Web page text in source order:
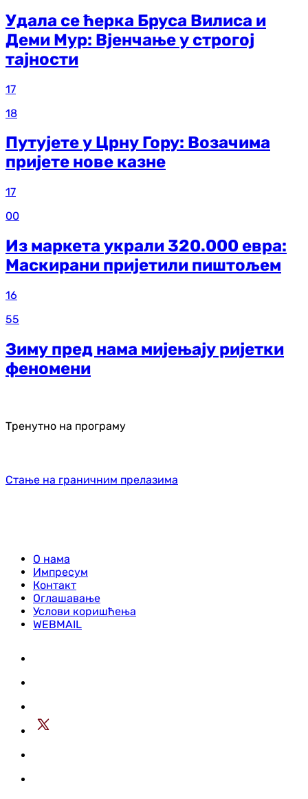
Удала се ћерка Бруса Вилиса и
Деми Мур: Вјенчање у строгој
тајности
17
18
Путујете у Црну Гору: Возачима
пријете нове казне
17
00
Из маркета украли 320.000 евра:
Маскирани пријетили пиштољем
16
55
Зиму пред нама мијењају ријетки
феномени
Тренутно на програму
Стање на граничним прелазима
О нама
Импресум
Контакт
Оглашавање
Услови коришћења
WEBMAIL